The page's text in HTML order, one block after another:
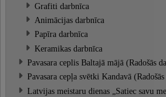
Grafiti darbnīca
Animācijas darbnīca
Papīra darbnīca
Keramikas darbnīca
Pavasara ceplis Baltajā mājā (Radošās
Pavasara cepļa svētki Kandavā
Latvijas meistaru dienas „Satiec savu